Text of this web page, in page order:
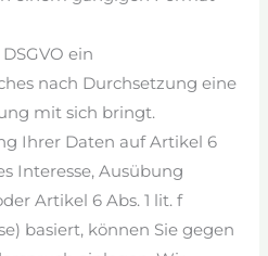
ein
nach Durchsetzung eine
mit sich bringt.
Ihrer Daten auf Artikel 6
Interesse, Ausübung
Artikel 6 Abs. 1 lit. f
basiert, können Sie gegen